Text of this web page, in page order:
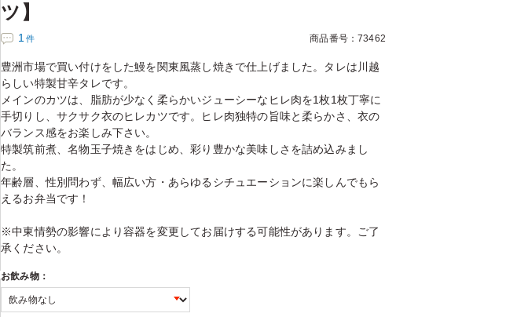
ツ】
1 件 商品番号：73462
豊洲市場で買い付けをした鰻を関東風蒸し焼きで仕上げました。タレは川越
らしい特製甘辛タレです。
メインのカツは、脂肪が少なく柔らかいジューシーなヒレ肉を1枚1枚丁寧に
手切りし、サクサク衣のヒレカツです。ヒレ肉独特の旨味と柔らかさ、衣の
バランス感をお楽しみ下さい。
特製筑前煮、名物玉子焼きをはじめ、彩り豊かな美味しさを詰め込みまし
た。
年齢層、性別問わず、幅広い方・あらゆるシチュエーションに楽しんでもら
えるお弁当です！
※中東情勢の影響により容器を変更してお届けする可能性があります。ご了
承ください。
お飲み物：